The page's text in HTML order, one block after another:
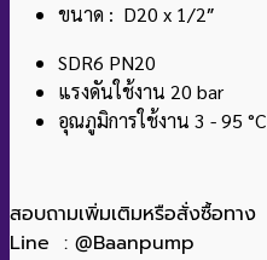
ขนาด : D20 x 1/2″
SDR6 PN20
แรงดันใช้งาน 20 bar
อุณภูมิการใช้งาน 3 - 95 °C
สอบถามเพิ่มเติมหรือสั่งซื้อทาง
Line : @Baanpump